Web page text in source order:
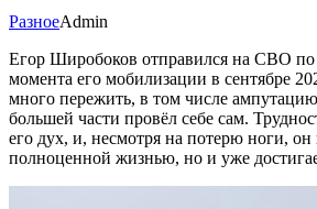
РазноеAdmin
Егор Широбоков отправился на СВО по
момента его мобилизации в сентябре
много пережить, в том числе
большей части провёл себе сам.
его дух, и, несмотря на потерю ноги, он
полноценной жизнью, но и уже